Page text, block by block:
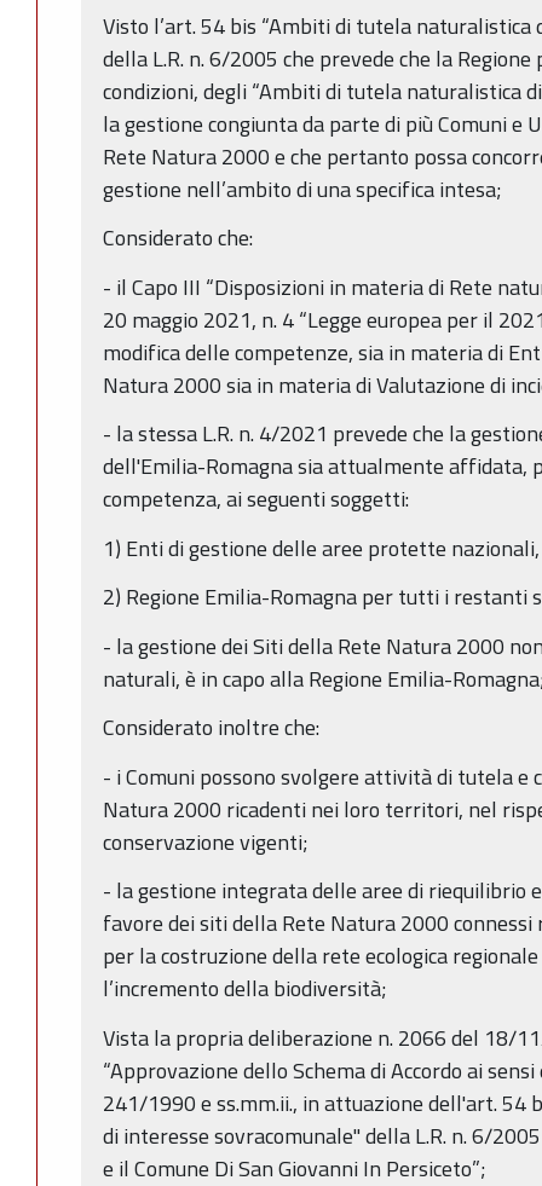
Visto l’art. 54 bis “Ambiti di tutela naturalistica
della L.R. n. 6/2005 che prevede che la
condizioni, degli “Ambiti di tutela naturalistica
la gestione congiunta da parte di più Comuni e
Rete Natura 2000 e che pertanto possa
gestione nell’ambito di una specifica intesa;
Considerato che:
- il Capo III “Disposizioni in materia di Rete
20 maggio 2021, n. 4 “Legge europea per il
modifica delle competenze, sia in materia di
Natura 2000 sia in materia di Valutazione di
- la stessa L.R. n. 4/2021 prevede che la
dell'Emilia-Romagna sia attualmente
competenza, ai seguenti soggetti:
1) Enti di gestione delle aree protette
2) Regione Emilia-Romagna per tutti i
- la gestione dei Siti della Rete Natura 2000
naturali, è in capo alla Regione Emilia-
Considerato inoltre che:
- i Comuni possono svolgere attività di tutela e
Natura 2000 ricadenti nei loro territori, nel
conservazione vigenti;
- la gestione integrata delle aree di riequilibrio
favore dei siti della Rete Natura 2000
per la costruzione della rete ecologica
l’incremento della biodiversità;
Vista la propria deliberazione n. 2066 del 18/
“Approvazione dello Schema di Accordo ai
241/1990 e ss.mm.ii., in attuazione dell'art.
di interesse sovracomunale" della L.R. n. 6/
e il Comune Di San Giovanni In Persiceto”;